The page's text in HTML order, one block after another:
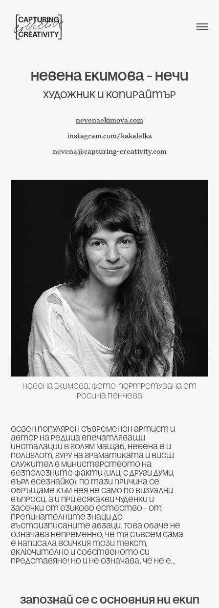
Невена Екимова – Нечи
Художник и копирайтър
nevenaekimova.com
instagram.com/kakalelka
nevena@capturing-creativity.com
Невена Екимова, фото-портретувана от
Росина Пенчева
Освен популярен съвременен артист и
автор на редица впечатляващи
инсталации в голям мащаб, Невена е и
полиглот, гуру на граматиката и висш
служител в Министерството на
безполезните факти (или, с други думи,
върл всезнайко). По тази причина се
обръщаме към нея не само по визуални
въпроси, а и при всякакви чуденки и
засечки от езиково естество – от
препинателните знаци до
гъстоизписаните абзаци. Това обаче не
означава непременно, че тя съвсем сама
е написала всичкия този текст,
включително и собственото си
представяне! Но и не означава, че не е…
Запознай се с основния ни екип